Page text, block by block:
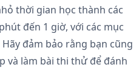
thời gian học thành các
đến 1 giờ, với các mục
đảm bảo rằng bạn cũng
và làm bài thi thử để đánh